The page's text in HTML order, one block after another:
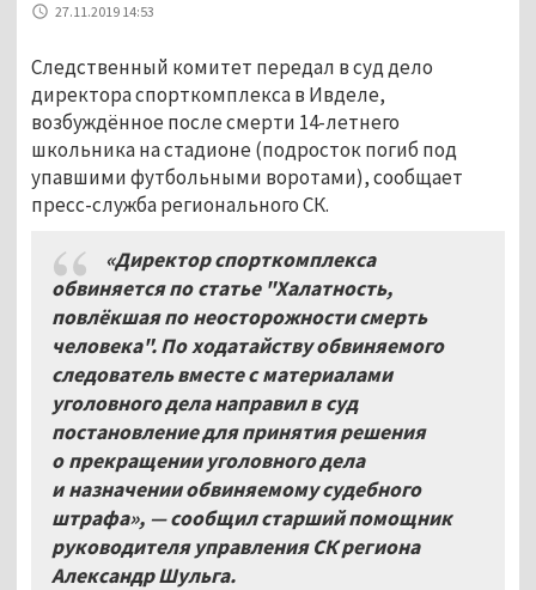
27.11.2019 14:53
Следственный комитет передал в суд дело
директора спорткомплекса в Ивделе,
возбуждённое после смерти 14-летнего
школьника на стадионе (подросток погиб под
упавшими футбольными воротами), сообщает
пресс-служба регионального СК.
«Директор спорткомплекса
обвиняется по статье "Халатность,
повлёкшая по неосторожности смерть
человека". По ходатайству обвиняемого
следователь вместе с материалами
уголовного дела направил в суд
постановление для принятия решения
о прекращении уголовного дела
и назначении обвиняемому судебного
штрафа», — сообщил старший помощник
руководителя управления СК региона
Александр Шульга.